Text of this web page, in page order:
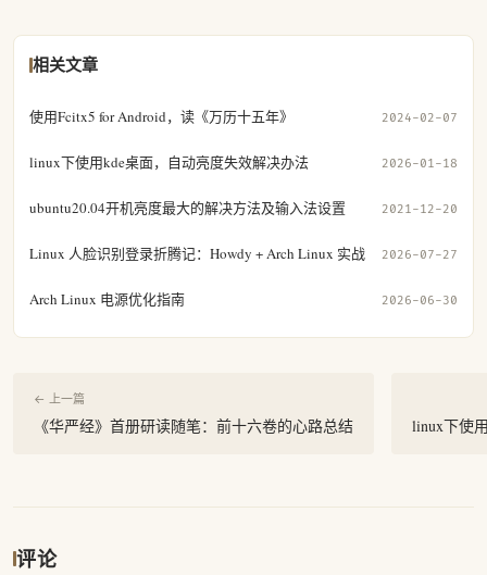
相关文章
使用Fcitx5 for Android，读《万历十五年》 2024-02-07
linux下使用kde桌面，自动亮度失效解决办法 2026-01-18
ubuntu20.04开机亮度最大的解决方法及输入法设置 2021-12-20
Linux 人脸识别登录折腾记：Howdy + Arch Linux 实战 2026-07-27
Arch Linux 电源优化指南 2026-06-30
← 上一篇
《华严经》首册研读随笔：前十六卷的心路总结 linux下使
评论